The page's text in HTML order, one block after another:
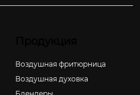
Воздушная фритюрница
Воздушная духовка